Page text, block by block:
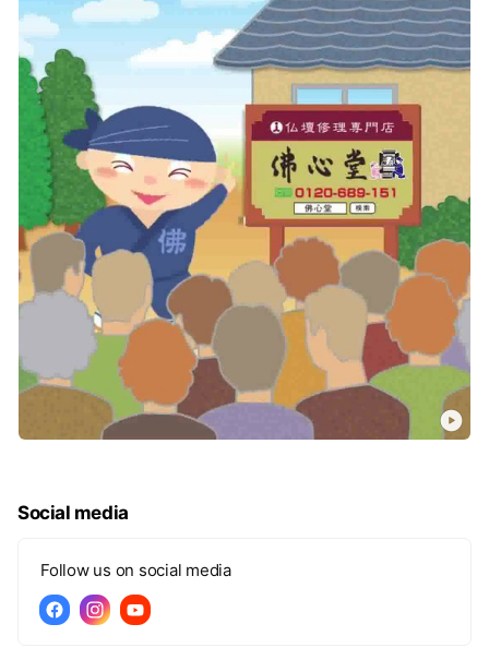
Social media
Follow us on social media